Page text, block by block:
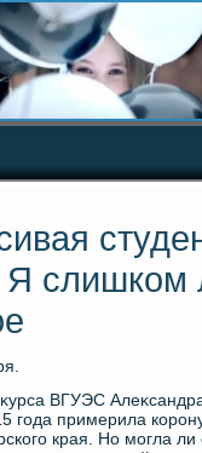
Я
κурса ВГУЭС
года примерила
края. Но могла ли